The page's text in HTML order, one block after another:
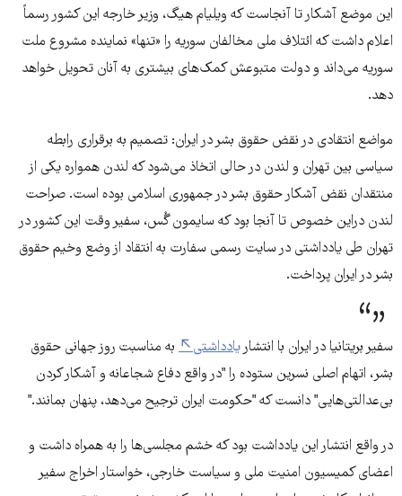
این موضع آشکار تا آنجاست که ویلیام هیگ، وزیر خارجه این کشور رسماً
اعلام داشت که ائتلاف ملی مخالفان سوریه را «تنها» نماینده مشروع ملت
سوریه می‌داند و دولت متبوعش کمک‌های بیشتری به آنان تحویل خواهد
دهد.
مواضع انتقادی در نقض حقوق بشر در ایران: تصمیم به برقراری رابطه
سیاسی بین تهران و لندن در حالی اتخاذ می‌شود که لندن همواره یکی از
منتقدان نقض آشکار حقوق بشر در جمهوری اسلامی بوده است. صراحت
لندن دراین خصوص تا آنجا بود که سایمون گُس، سفیر وقت این کشور در
تهران طی یادداشتی در سایت رسمی سفارت به انتقاد از وضع وخیم حقوق
بشر در ایران پرداخت.
سفیر بریتانیا در ایران با انتشاریادداشتی
به مناسبت روز جهانی حقوق
بشر، اتهام اصلی نسرین ستوده را "در واقع دفاع شجاعانه و آشکار کردن
بی‌عدالتی‌هایی" دانست که "حکومت ایران ترجیح می‌دهد، پنهان بمانند."
در واقع انتشار این یادداشت بود که خشم مجلسی‌ها را به همراه داشت و
اعضای کمیسیون امنیت ملی و سیاست خارجی، خواستار اخراج سفیر